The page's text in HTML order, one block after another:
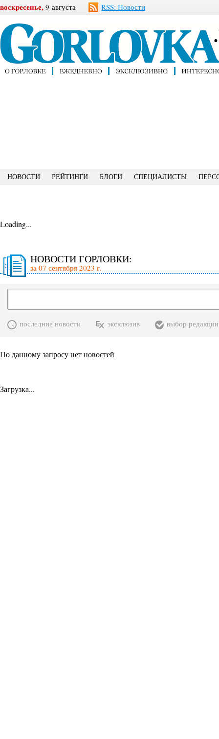
воскресенье, 9 августа RSS: Новости
НОВОСТИ РЕЙТИНГИ БЛОГИ СПЕЦИАЛИСТЫ
Loading...
НОВОСТИ ГОРЛОВКИ:
за 07 сентября 2023 г.
последние новости эксклюзив выбор редакции
По данному запросу нет новостей
Загрузка...